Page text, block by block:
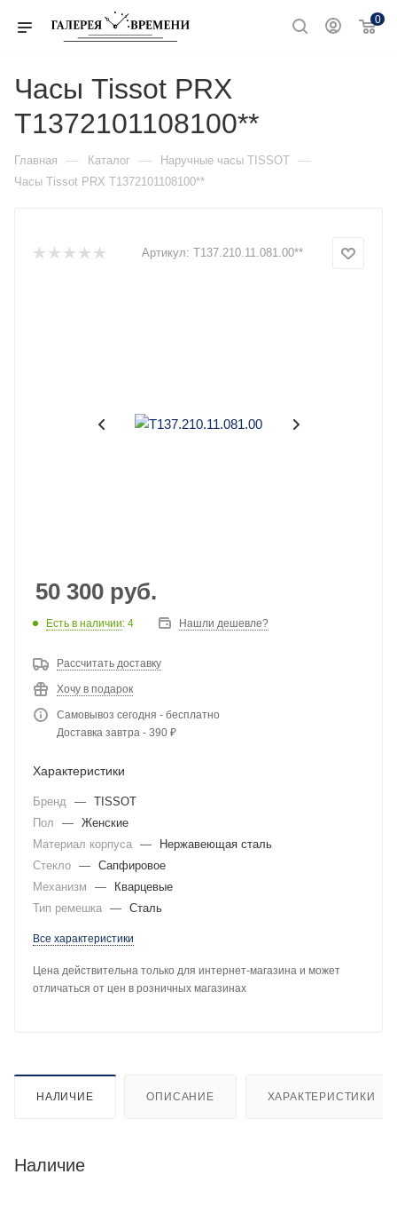
0
Часы Tissot PRX
T1372101108100**
Главная — Каталог — Наручные часы TISSOT —
Часы Tissot PRX T1372101108100**
Артикул: T137.210.11.081.00**
50 300 руб.
Есть в наличии: 4 Нашли дешевле?
Рассчитать доставку
Хочу в подарок
Самовывоз сегодня - бесплатно
Доставка завтра - 390 ₽
Характеристики
Бренд — TISSOT
Пол
— Женские
Материал корпуса —
Нержавеющая сталь
Стекло — Сапфировое
Механизм
—
Кварцевые
Тип ремешка — Сталь
Все характеристики
Цена действительна только для интернет-магазина и может
отличаться от цен в розничных магазинах
НАЛИЧИЕ ОПИСАНИЕ ХАРАКТЕРИСТИКИ
Наличие